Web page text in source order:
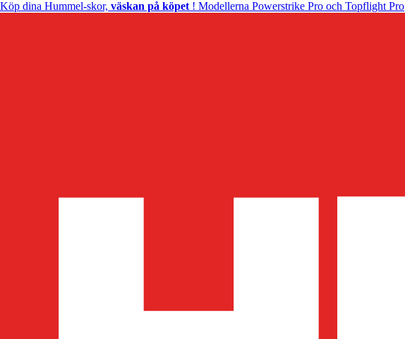
Köp dina Hummel-skor, väskan på köpet ! Modellerna Powerstrike Pro och Topflight Pro